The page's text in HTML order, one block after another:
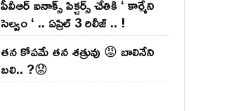
పీవీఆర్ ఐనాక్స్ పిక్చర్స్ చేతికి ‘ కార్మేని
సెల్వం ‘ .. ఏప్రిల్ 3 రిలీజ్ .. !
తన కోపమే తన శత్రువు 😡 బాలినేని
బలి.. ?😟